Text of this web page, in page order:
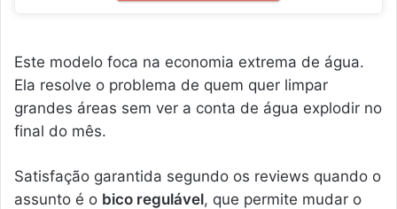
Este modelo foca na economia extrema de água.
Ela resolve o problema de quem quer limpar
grandes áreas sem ver a conta de água explodir no
final do mês.
Satisfação garantida segundo os reviews quando o
assunto é o bico regulável, que permite mudar o